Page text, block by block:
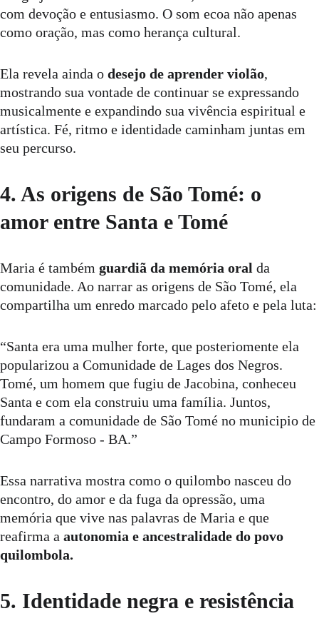
com devoção e entusiasmo. O som ecoa não apenas
como oração, mas como herança cultural.
Ela revela ainda o desejo de aprender violão,
mostrando sua vontade de continuar se expressando
musicalmente e expandindo sua vivência espiritual e
artística. Fé, ritmo e identidade caminham juntas em
seu percurso.
4. As origens de São Tomé: o
amor entre Santa e Tomé
Maria é também guardiã da memória oral da
comunidade. Ao narrar as origens de São Tomé, ela
compartilha um enredo marcado pelo afeto e pela luta:
“Santa era uma mulher forte, que posteriomente ela
popularizou a Comunidade de Lages dos Negros.
Tomé, um homem que fugiu de Jacobina, conheceu
Santa e com ela construiu uma família. Juntos,
fundaram a comunidade de São Tomé no municipio de
Campo Formoso - BA.”
Essa narrativa mostra como o quilombo nasceu do
encontro, do amor e da fuga da opressão, uma
memória que vive nas palavras de Maria e que
reafirma a autonomia e ancestralidade do povo
quilombola.
5. Identidade negra e resistência